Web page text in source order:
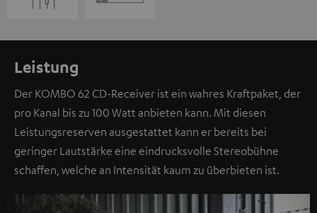
Leistung
Der KOMBO 62 CD-Receiver ist ein wahres Kraftpaket, der
pro Kanal bis zu 100 Watt anbieten kann. Mit diesen
Leistungsreserven ausgestattet kann er bereits bei
geringer Lautstärke eine eindrucksvolle Stereobühne
schaffen, welche an Intensität kaum zu überbieten ist.